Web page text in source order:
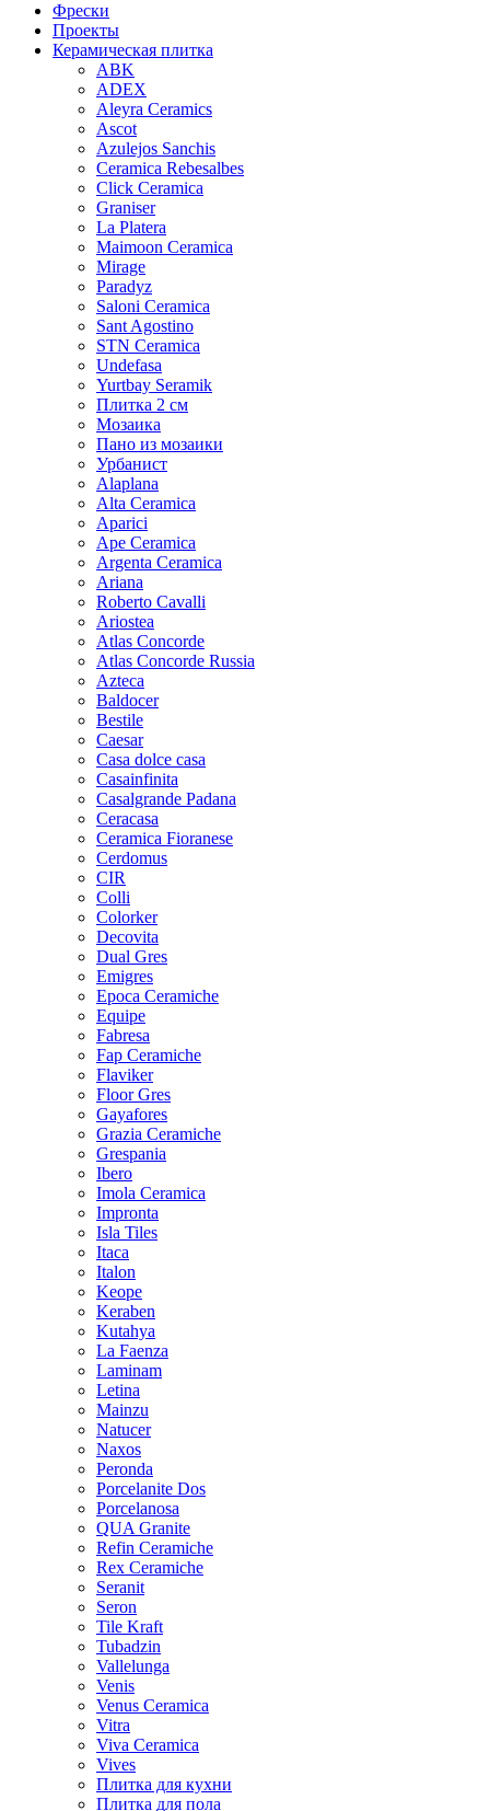
Фрески
Проекты
Керамическая плитка
ABK
ADEX
Aleyra Ceramics
Ascot
Azulejos Sanchis
Ceramica Rebesalbes
Click Ceramica
Graniser
La Platera
Maimoon Ceramica
Mirage
Paradyz
Saloni Ceramica
Sant Agostino
STN Ceramica
Undefasa
Yurtbay Seramik
Плитка 2 см
Мозаика
Пано из мозаики
Урбанист
Alaplana
Alta Ceramica
Aparici
Ape Ceramica
Argenta Ceramica
Ariana
Roberto Cavalli
Ariostea
Atlas Concorde
Atlas Concorde Russia
Azteca
Baldocer
Bestile
Caesar
Casa dolce casa
Casainfinita
Casalgrande Padana
Ceracasa
Ceramica Fioranese
Cerdomus
CIR
Colli
Colorker
Decovita
Dual Gres
Emigres
Epoca Ceramiche
Equipe
Fabresa
Fap Ceramiche
Flaviker
Floor Gres
Gayafores
Grazia Ceramiche
Grespania
Ibero
Imola Ceramica
Impronta
Isla Tiles
Itaca
Italon
Keope
Keraben
Kutahya
La Faenza
Laminam
Letina
Mainzu
Natucer
Naxos
Peronda
Porcelanite Dos
Porcelanosa
QUA Granite
Refin Ceramiche
Rex Ceramiche
Seranit
Seron
Tile Kraft
Tubadzin
Vallelunga
Venis
Venus Ceramica
Vitra
Viva Ceramica
Vives
Плитка для кухни
Плитка для пола